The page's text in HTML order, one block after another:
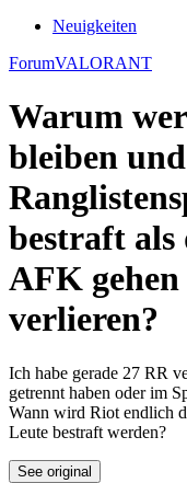
Neuigkeiten
ForumVALORANT
Warum
bleiben
bestraft als
AFK
verlieren?
Ich habe gerade 27 RR
getrennt haben oder im
Wann wird Riot endlich
Leute bestraft werden?
See original